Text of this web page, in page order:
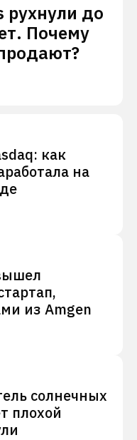
рухнули до
Почему
как
на
из Amgen
солнечных
плохой